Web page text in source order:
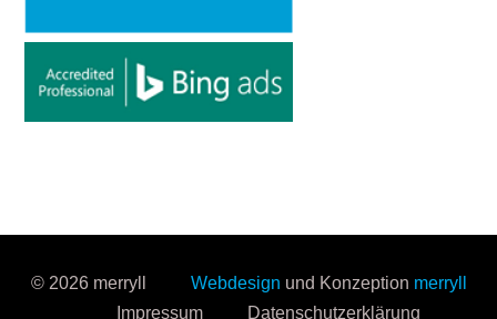
© 2026 merryll Webdesign und Konzeption merryll
Impressum
Datenschutzerklärung